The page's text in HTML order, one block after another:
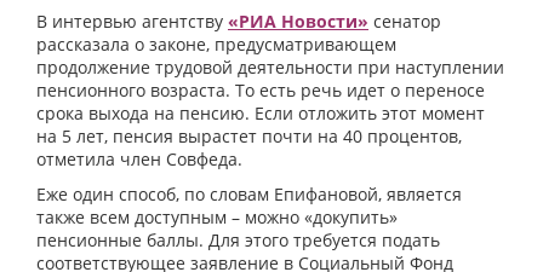
В интервью агентству «РИА Новости» сенатор
рассказала о законе, предусматривающем
продолжение трудовой деятельности при наступлении
пенсионного возраста. То есть речь идет о переносе
срока выхода на пенсию. Если отложить этот момент
на 5 лет, пенсия вырастет почти на 40 процентов,
отметила член Совфеда.
Еже один способ, по словам Епифановой, является
также всем доступным – можно «докупить»
пенсионные баллы. Для этого требуется подать
соответствующее заявление в Социальный Фонд